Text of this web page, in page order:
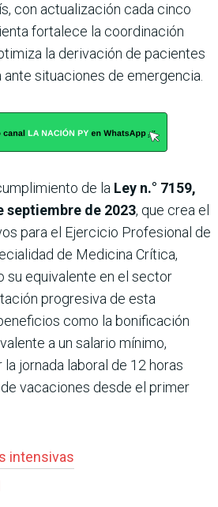
con actualización cada cinco
fortalece la coordinación
la derivación de pacientes
situaciones de emergencia.
de la Ley n.° 7159,
septiembre de 2023, que crea el
para el Ejercicio Profesional de
de Medicina Crítica,
su equivalente en el sector
progresiva de esta
como la bonificación
a un salario mínimo,
jornada laboral de 12 horas
vacaciones desde el primer
intensivas